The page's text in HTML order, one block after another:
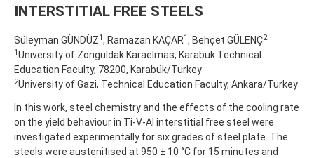
INTERSTITIAL FREE STEELS
Süleyman GÜNDÜZ1, Ramazan KAÇAR1, Behçet GÜLENÇ2
1University of Zonguldak Karaelmas, Karabük Technical
Education Faculty, 78200, Karabük/Turkey
2University of Gazi, Technical Education Faculty, Ankara/Turkey
In this work, steel chemistry and the effects of the cooling rate
on the yield behaviour in Ti-V-Al interstitial free steel were
investigated experimentally for six grades of steel plate. The
steels were austenitised at 950 ± 10 °C for 15 minutes and